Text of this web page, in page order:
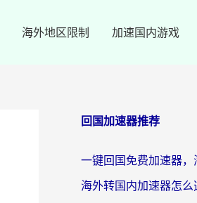
海外地区限制 加速国内游戏
回国加速器推荐